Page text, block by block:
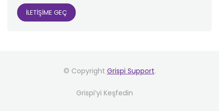
İLETİŞİME GEÇ
© Copyright Grispi Support.
Grispi’yi Keşfedin